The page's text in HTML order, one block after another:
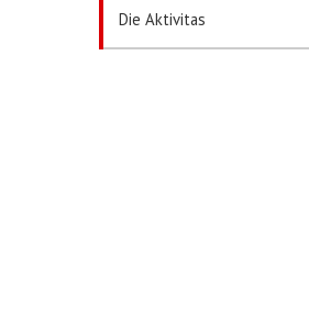
Die Aktivitas